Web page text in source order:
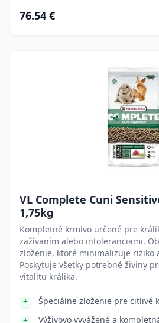
76.54 €
VL Complete Cuni
1,75kg
Kompletné krmivo určené pre
zažívaním alebo intoleranciami.
zloženie, ktoré minimalizuje riziko
Poskytuje všetky potrebné živiny
vitalitu králika.
Špeciálne zloženie pre citlivé
Výživovo vyvážené a